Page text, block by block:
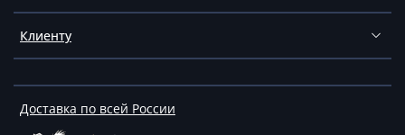
Клиенту
Доставка по всей России